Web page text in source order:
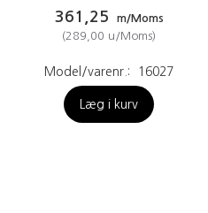
361,25
m/Moms
(289,00 u/Moms)
Model/varenr.: 16027
Læg i kurv